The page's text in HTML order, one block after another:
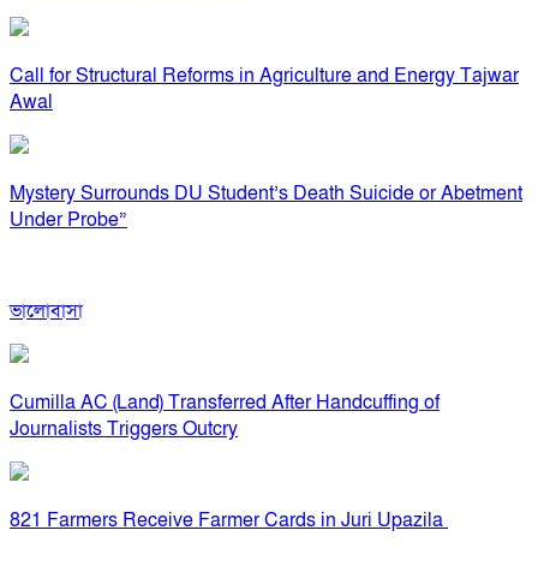
Call for Structural Reforms in Agriculture and Energy Tajwar
Awal
Mystery Surrounds DU Student’s Death Suicide or Abetment
Under Probe”
ভালোবাসা
Cumilla AC (Land) Transferred After Handcuffing of
Journalists Triggers Outcry
821 Farmers Receive Farmer Cards in Juri Upazila